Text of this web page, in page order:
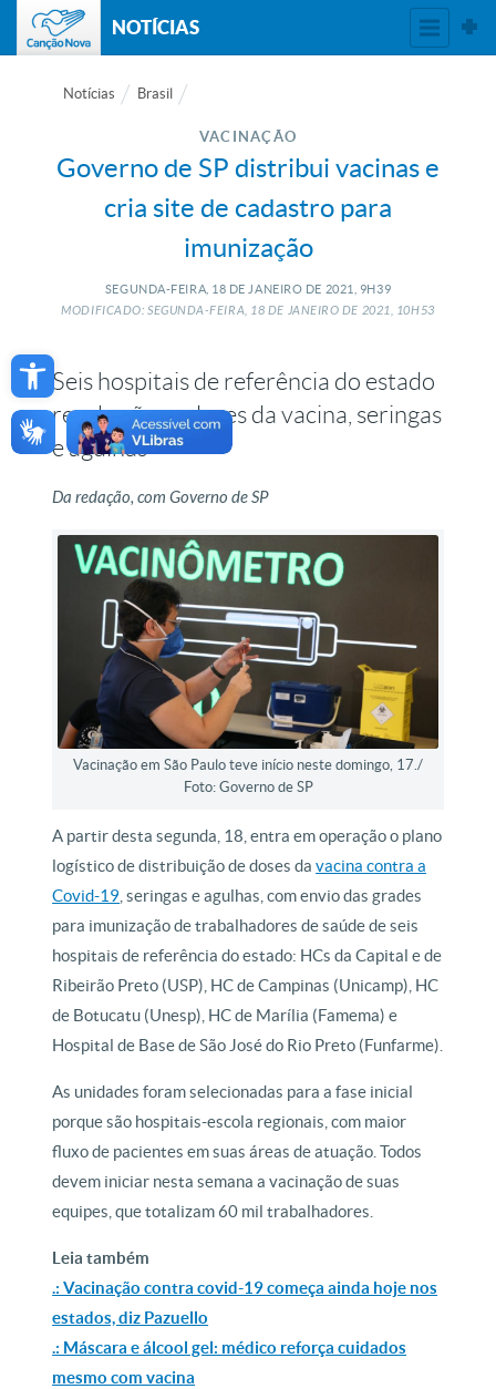
Open toolbar
NOTÍCIAS
Notícias Brasil
VACINAÇÃO
Governo de SP distribui vacinas e
cria site de cadastro para
imunização
SEGUNDA-FEIRA, 18 DE JANEIRO DE 2021, 9H39
MODIFICADO: SEGUNDA-FEIRA, 18 DE JANEIRO DE 2021, 10H53
Seis hospitais de referência do estado
receberão as doses da vacina, seringas
e agulhas
Da redação, com Governo de SP
Vacinação em São Paulo teve início neste domingo, 17./
Foto: Governo de SP
A partir desta segunda, 18, entra em operação o plano
logístico de distribuição de doses davacina contra a
Covid-19 , seringas e agulhas, com envio das grades
para imunização de trabalhadores de saúde de seis
hospitais de referência do estado: HCs da Capital e de
Ribeirão Preto (USP), HC de Campinas (Unicamp), HC
de Botucatu (Unesp), HC de Marília (Famema) e
Hospital de Base de São José do Rio Preto (Funfarme).
As unidades foram selecionadas para a fase inicial
porque são hospitais-escola regionais, com maior
fluxo de pacientes em suas áreas de atuação. Todos
devem iniciar nesta semana a vacinação de suas
equipes, que totalizam 60 mil trabalhadores.
Leia também
.: Vacinação contra covid-19 começa ainda hoje nos
estados, diz Pazuello
.: Máscara e álcool gel: médico reforça cuidados
mesmo com vacina